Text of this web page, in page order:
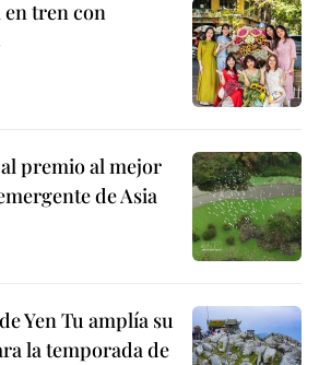
tren con
premio al mejor
de Asia
Yen Tu amplía su
la temporada de